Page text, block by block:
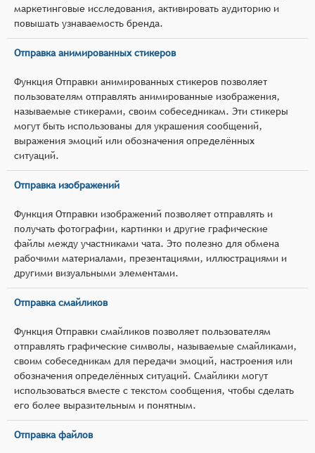
маркетинговые исследования, активировать аудиторию и
повышать узнаваемость бренда.
Отправка анимированных стикеров
Функция Отправки анимированных стикеров позволяет
пользователям отправлять анимированные изображения,
называемые стикерами, своим собеседникам. Эти стикеры
могут быть использованы для украшения сообщений,
выражения эмоций или обозначения определённых
ситуаций.
Отправка изображений
Функция Отправки изображений позволяет отправлять и
получать фотографии, картинки и другие графические
файлы между участниками чата. Это полезно для обмена
рабочими материалами, презентациями, иллюстрациями и
другими визуальными элементами.
Отправка смайликов
Функция Отправки смайликов позволяет пользователям
отправлять графические символы, называемые смайликами,
своим собеседникам для передачи эмоций, настроения или
обозначения определённых ситуаций. Смайлики могут
использоваться вместе с текстом сообщения, чтобы сделать
его более выразительным и понятным.
Отправка файлов